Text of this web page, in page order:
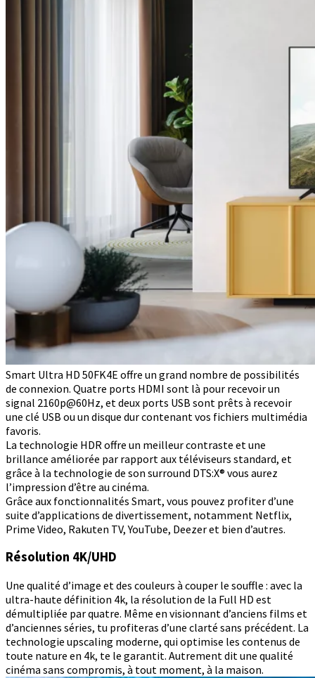
Smart Ultra HD 50FK4E offre un grand nombre de possibilités
de connexion. Quatre ports HDMI sont là pour recevoir un
signal 2160p@60Hz, et deux ports USB sont prêts à recevoir
une clé USB ou un disque dur contenant vos fichiers multimédia
favoris.
La technologie HDR offre un meilleur contraste et une
brillance améliorée par rapport aux téléviseurs standard, et
grâce à la technologie de son surround DTS:X® vous aurez
l’impression d’être au cinéma.
Grâce aux fonctionnalités Smart, vous pouvez profiter d’une
suite d’applications de divertissement, notamment Netflix,
Prime Video, Rakuten TV, YouTube, Deezer et bien d’autres.
Résolution 4K/UHD
Une qualité d’image et des couleurs à couper le souffle : avec la
ultra-haute définition 4k, la résolution de la Full HD est
démultipliée par quatre. Même en visionnant d’anciens films et
d’anciennes séries, tu profiteras d’une clarté sans précédent. La
technologie upscaling moderne, qui optimise les contenus de
toute nature en 4k, te le garantit. Autrement dit une qualité
cinéma sans compromis, à tout moment, à la maison.